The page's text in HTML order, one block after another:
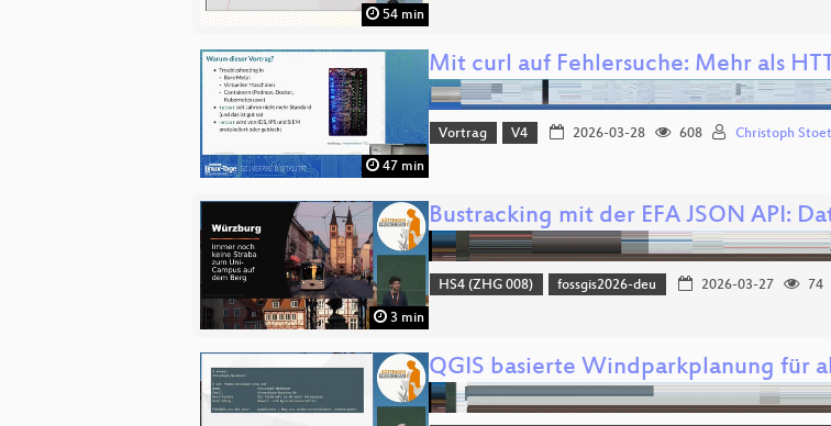
54 min
47 min
Mit curl auf Fehlersuche: Mehr als
Vortrag V4 2026-03-28 608 Christoph
3 min
Bustracking mit der EFA JSON API:
HS4 (ZHG 008) fossgis2026-deu 2026-03-27 74
QGIS basierte Windparkplanung für